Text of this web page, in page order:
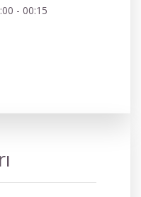
- 00:15